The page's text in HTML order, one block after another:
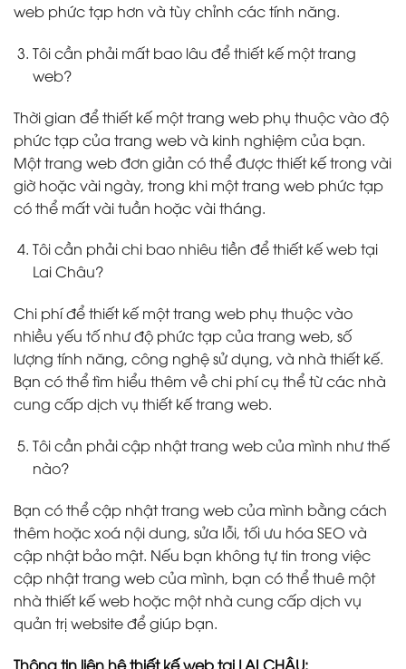
web phức tạp hơn và tùy chỉnh các tính năng.
Tôi cần phải mất bao lâu để thiết kế một trang
web?
Thời gian để thiết kế một trang web phụ thuộc vào độ
phức tạp của trang web và kinh nghiệm của bạn.
Một trang web đơn giản có thể được thiết kế trong vài
giờ hoặc vài ngày, trong khi một trang web phức tạp
có thể mất vài tuần hoặc vài tháng.
Tôi cần phải chi bao nhiêu tiền để thiết kế web tại
Lai Châu?
Chi phí để thiết kế một trang web phụ thuộc vào
nhiều yếu tố như độ phức tạp của trang web, số
lượng tính năng, công nghệ sử dụng, và nhà thiết kế.
Bạn có thể tìm hiểu thêm về chi phí cụ thể từ các nhà
cung cấp dịch vụ thiết kế trang web.
Tôi cần phải cập nhật trang web của mình như thế
nào?
Bạn có thể cập nhật trang web của mình bằng cách
thêm hoặc xoá nội dung, sửa lỗi, tối ưu hóa SEO và
cập nhật bảo mật. Nếu bạn không tự tin trong việc
cập nhật trang web của mình, bạn có thể thuê một
nhà thiết kế web hoặc một nhà cung cấp dịch vụ
quản trị website để giúp bạn.
Thông tin liên hệ thiết kế web tại LAI CHÂU: